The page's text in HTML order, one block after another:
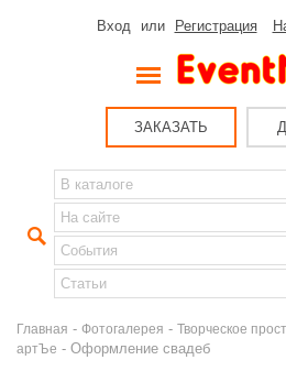
Вход или Регистрация
ЗАКАЗАТЬ
Главная - Фотогалерея - Творческое
артЪе - Оформление свадеб